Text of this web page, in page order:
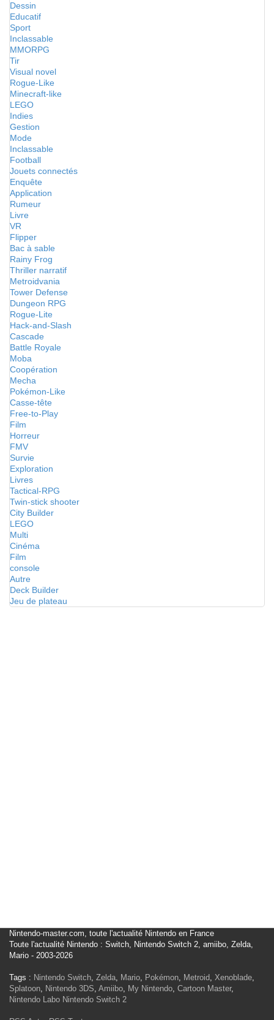
Dessin
Educatif
Sport
Inclassable
MMORPG
Tir
Visual novel
Rogue-Like
Minecraft-like
LEGO
Indies
Gestion
Mode
Inclassable
Football
Jouets connectés
Enquête
Application
Rumeur
Livre
VR
Flipper
Bac à sable
Rainy Frog
Thriller narratif
Metroidvania
Tower Defense
Dungeon RPG
Rogue-Lite
Hack-and-Slash
Cascade
Battle Royale
Moba
Coopération
Mecha
Pokémon-Like
Casse-tête
Free-to-Play
Film
Horreur
FMV
Survie
Exploration
Livres
Tactical-RPG
Twin-stick shooter
City Builder
LEGO
Multi
Cinéma
Film
console
Autre
Deck Builder
Jeu de plateau
Nintendo-master.com, toute l'actualité Nintendo en France
Toute l'actualité Nintendo : Switch, Nintendo Switch 2, amiibo, Zelda,
Mario - 2003-2026
Tags : Nintendo Switch, Zelda, Mario, Pokémon, Metroid, Xenoblade,
Splatoon, Nintendo 3DS, Amiibo, My Nintendo, Cartoon Master,
Nintendo Labo Nintendo Switch 2